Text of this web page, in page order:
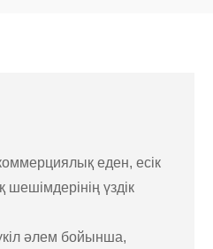
еден, есік
үздік
әлем бойынша,